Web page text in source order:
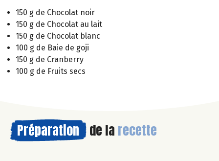
150 g de Chocolat noir
150 g de Chocolat au lait
150 g de Chocolat blanc
100 g de Baie de goji
150 g de Cranberry
100 g de Fruits secs
Préparation de la recette